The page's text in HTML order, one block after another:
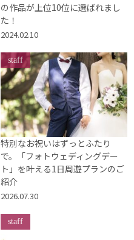
の作品が上位10位に選ばれまし
た！
2024.02.10
特別なお祝いはずっとふたり
で。「フォトウェディングデー
ト」を叶える1日周遊プランのご
紹介
2026.07.30
staff
staff